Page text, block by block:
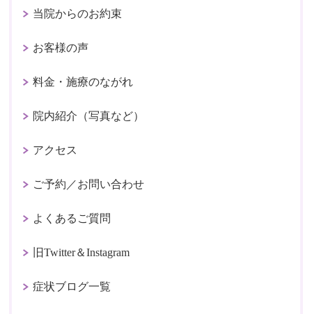
当院からのお約束
お客様の声
料金・施療のながれ
院内紹介（写真など）
アクセス
ご予約／お問い合わせ
よくあるご質問
旧Twitter＆Instagram
症状ブログ一覧